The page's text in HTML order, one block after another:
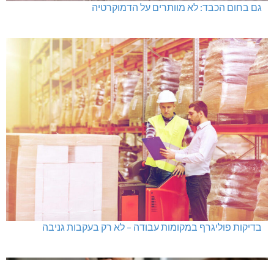
גם בחום הכבד: לא מוותרים על הדמוקרטיה
בדיקות פוליגרף במקומות עבודה – לא רק בעקבות גניבה